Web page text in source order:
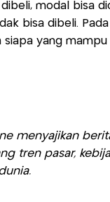
modal bisa
bisa dibeli.
yang
menyajikan
tren pasar,